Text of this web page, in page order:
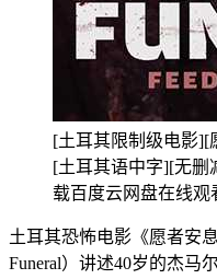
[土耳其限制级电影][
[土耳其语中字][无删
载百度云网盘在线观
土耳其恐怖电影《愿者安
Funeral）讲述40岁的杰马